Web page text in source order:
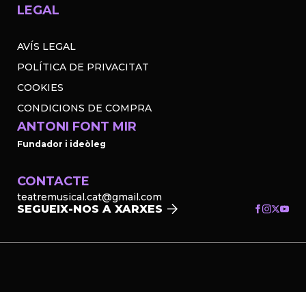
LEGAL
AVÍS LEGAL
POLÍTICA DE PRIVACITAT
COOKIES
CONDICIONS DE COMPRA
ANTONI FONT MIR
Fundador i ideòleg
CONTACTE
teatremusical.cat@gmail.com
SEGUEIX-NOS A XARXES